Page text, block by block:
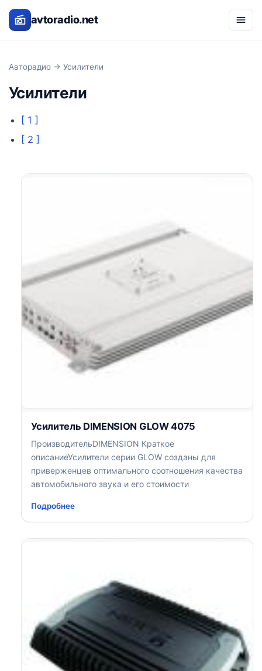
avtoradio.net
Авторадио → Усилители
Усилители
[ 1 ]
[ 2 ]
Усилитель DIMENSION GLOW 4075
ПроизводительDIMENSION Краткое
описаниеУсилители серии GLOW созданы для
приверженцев оптимального соотношения качества
автомобильного звука и его стоимости
Подробнее